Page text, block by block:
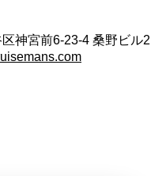
神宮前6-23-4 桑野ビル2